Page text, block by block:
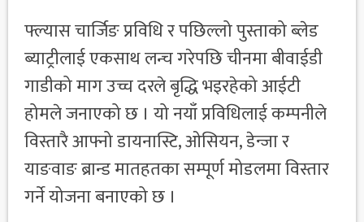
फ्ल्यास चार्जिङ प्रविधि र पछिल्लो पुस्ताको ब्लेड
ब्याट्रीलाई एकसाथ लन्च गरेपछि चीनमा बीवाईडी
गाडीको माग उच्च दरले बृद्धि भइरहेको आईटी
होमले जनाएको छ । यो नयाँ प्रविधिलाई कम्पनीले
विस्तारै आफ्नो डायनास्टि, ओसियन, डेन्जा र
याङवाङ ब्रान्ड मातहतका सम्पूर्ण मोडलमा विस्तार
गर्ने योजना बनाएको छ ।